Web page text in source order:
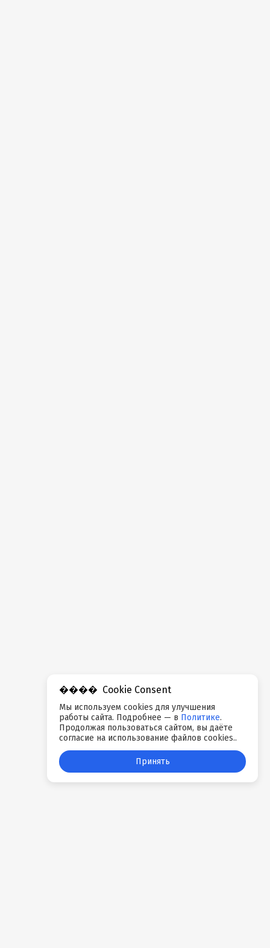
Cookie Consent
Мы используем cookies для улучшения
работы сайта. Подробнее — в Политике.
Продолжая пользоваться сайтом, вы даёте
согласие на использование файлов cookies..
Принять